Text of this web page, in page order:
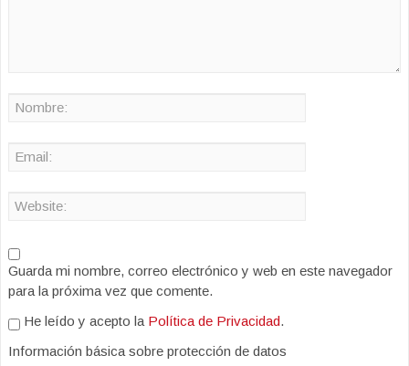
Guarda mi nombre, correo electrónico y web en este navegador
para la próxima vez que comente.
He leído y acepto la Política de Privacidad.
Información básica sobre protección de datos